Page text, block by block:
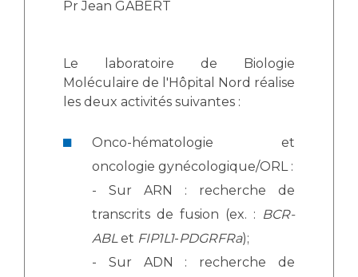
Salon des familles
Handicap
Pôle Médecine Physique et Réadaptation
Accueil sourds et malentendants
Charte Romain Jacob
Mouvement Parcours Handicap 13
Les structures de recherche
Écoles et Instituts de Formation
Professionnels de santé
Pr Jean GABERT
Le laboratoire de Biologie
Moléculaire de l'Hôpital Nord réalise
les deux activités suivantes :
Onco-hématologie et
oncologie gynécologique/ORL :
- Sur ARN : recherche de
transcrits de fusion (ex. : BCR-
ABL et FIP1L1-PDGRFRa);
- Sur ADN : recherche de